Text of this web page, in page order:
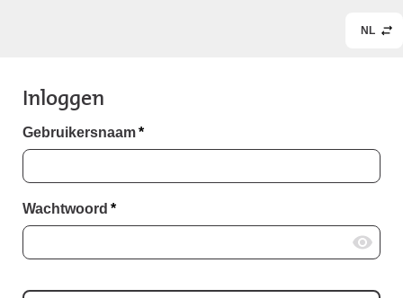
NL
Inloggen
Gebruikersnaam*
Wachtwoord *